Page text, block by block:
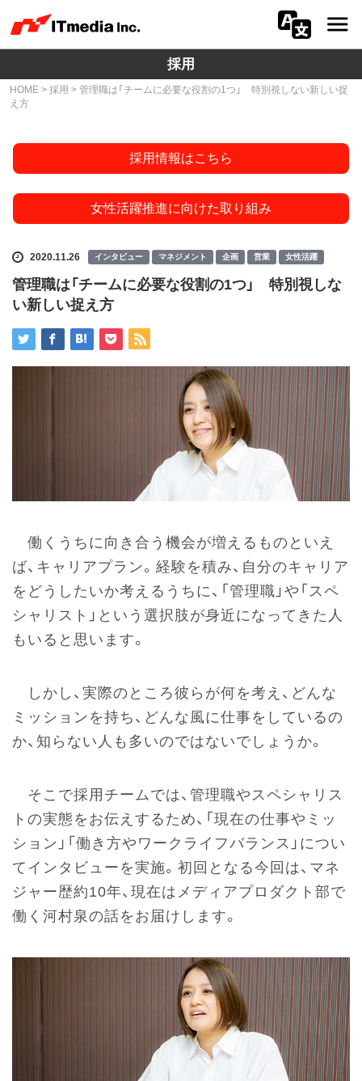
ニュース
IR
プライバシー
採用
メディア一覧
広告サービス
採用
HOME > 採用 > 管理職は「チームに必要な役割の1つ」 特別視しない新しい捉
え方
採用情報はこちら
女性活躍推進に向けた取り組み
2020.11.26 インタビュー マネジメント 企画 営業 女性活躍
管理職は「チームに必要な役割の1つ」 特別視しな
い新しい捉え方
働くうちに向き合う機会が増えるものといえ
ば、キャリアプラン。経験を積み、自分のキャリア
をどうしたいか考えるうちに、「管理職」や「スペ
シャリスト」という選択肢が身近になってきた人
もいると思います。
しかし、実際のところ彼らが何を考え、どんな
ミッションを持ち、どんな風に仕事をしているの
か、知らない人も多いのではないでしょうか。
そこで採用チームでは、管理職やスペシャリス
トの実態をお伝えするため、「現在の仕事やミッ
ション」「働き方やワークライフバランス」につい
てインタビューを実施。初回となる今回は、マネ
ジャー歴約10年、現在はメディアプロダクト部で
働く河村泉の話をお届けします。